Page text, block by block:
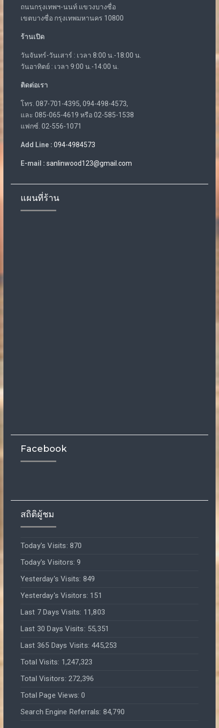
ถนนกรุงเทพฯ-นนท์ แขวงบางซื่อ
เขตบางซื่อ กรุงเทพมหานคร 10800
ร้านเปิด
วันจันทร์-วันเสาร์ : เวลา 8:00 น.-18:00 น.
วันอาทิตย์ : เวลา 9:00 น.-14:00 น.
ติดต่อเรา
โทร. 087-701-4395, 094-498-4573,
และ 085-065-4619 หรือ 02-585-1538
แฟกซ์. 02-556-1071
Add Line : 094-4984573
E-mail : sanlinwood123@gmail.com
แผนที่ร้าน
Facebook
สถิติผู้ชม
Today's Visits: 870
Today's Visitors:9
Yesterday's Visits: 849
Yesterday's Visitors: 151
Last 7 Days Visits: 11,803
Last 30 Days Visits: 55,351
Last 365 Days Visits:445,253
Total Visits: 1,247,323
Total Visitors: 272,396
Total Page Views:0
Search Engine Referrals: 84,790